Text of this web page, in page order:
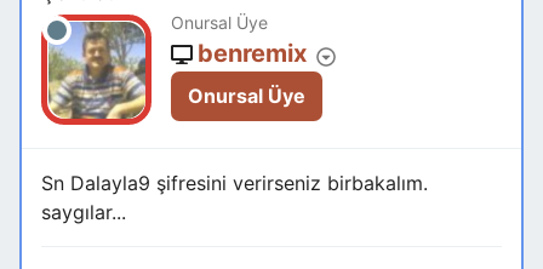
Onursal Üye
benremix
Onursal Üye
Sn Dalayla9 şifresini verirseniz birbakalım.
saygılar...